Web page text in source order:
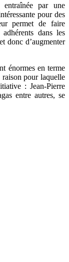
par une
pour des
permet de faire
dans les
donc d’augmenter
énormes en terme
raison pour laquelle
: Jean-Pierre
entre autres, se